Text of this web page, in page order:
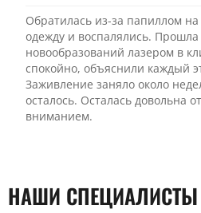
Обратилась из-за папиллом
одежду и воспалялись. Прошла
новообразований лазером в
спокойно, объяснили каждый
Заживление заняло около
осталось. Осталась довольна
вниманием.
НАШИ СПЕЦИАЛИСТЫ